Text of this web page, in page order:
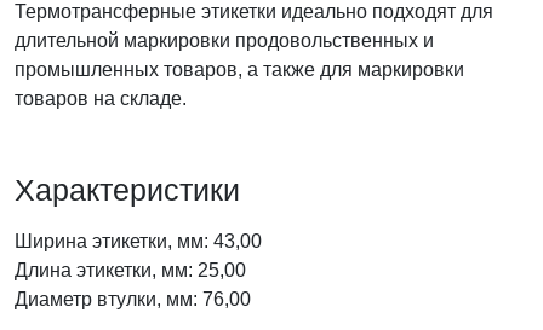
Термотрансферные этикетки идеально подходят для
длительной маркировки продовольственных и
промышленных товаров, а также для маркировки
товаров на складе.
Характеристики
Ширина этикетки, мм: 43,00
Длина этикетки, мм: 25,00
Диаметр втулки, мм: 76,00